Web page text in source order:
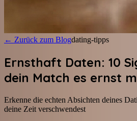
← Zurück zum Blogdating-tipps
Ernsthaft Daten: 10
dein Match es ernst
Erkenne die echten Absichten deines
deine Zeit verschwendest